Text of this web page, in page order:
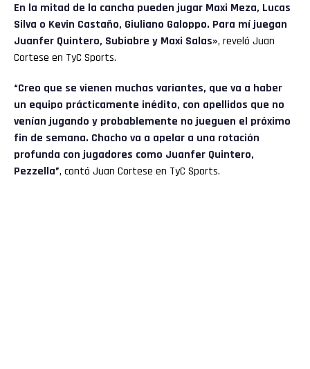
En la mitad de la cancha pueden jugar Maxi Meza, Lucas
Silva o Kevin Castaño, Giuliano Galoppo. Para mí juegan
Juanfer Quintero, Subiabre y Maxi Salas», reveló Juan
Cortese en TyC Sports.
“Creo que se vienen muchas variantes, que va a haber
un equipo prácticamente inédito, con apellidos que no
venían jugando y probablemente no jueguen el próximo
fin de semana. Chacho va a apelar a una rotación
profunda con jugadores como Juanfer Quintero,
Pezzella”, contó Juan Cortese en TyC Sports.